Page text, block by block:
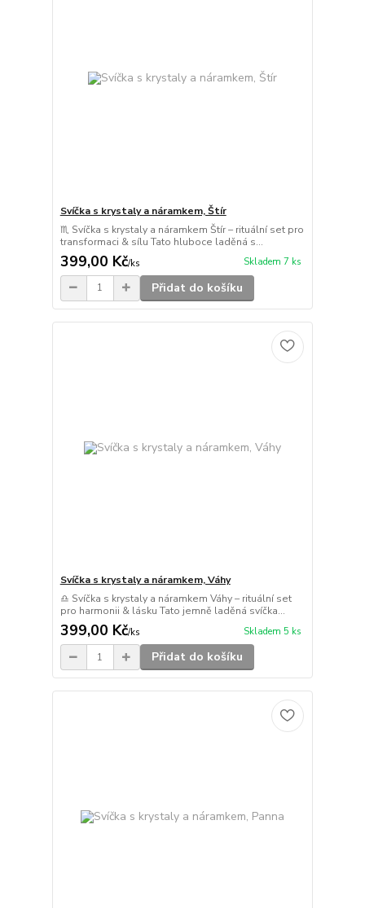
Svíčka s krystaly a náramkem, Štír
♏ Svíčka s krystaly a náramkem Štír – rituální set pro
transformaci & sílu Tato hluboce laděná s...
399,00 Kč/ks Skladem 7 ks
Přidat do košíku
Svíčka s krystaly a náramkem, Váhy
♎ Svíčka s krystaly a náramkem Váhy – rituální set
pro harmonii & lásku Tato jemně laděná svíčka...
399,00 Kč/ks Skladem 5 ks
Přidat do košíku